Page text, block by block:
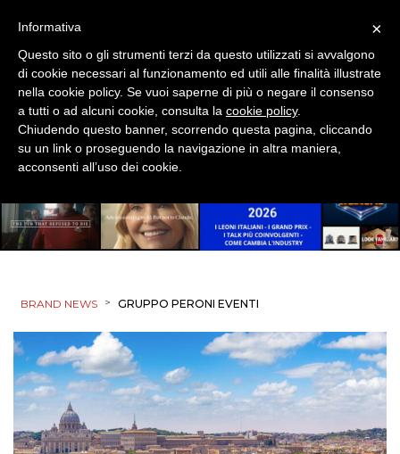
EVENTI
MOBILE
PROMOZIONI
PUNTI VENDITA
STRATEGIE
BRAND NEWS > GRUPPO PERONI EVENTI
×
Informativa
Questo sito o gli strumenti terzi da questo utilizzati si avvalgono
di cookie necessari al funzionamento ed utili alle finalità illustrate
nella cookie policy. Se vuoi saperne di più o negare il consenso
a tutti o ad alcuni cookie, consulta la cookie policy.
Chiudendo questo banner, scorrendo questa pagina, cliccando
su un link o proseguendo la navigazione in altra maniera,
acconsenti all’uso dei cookie.